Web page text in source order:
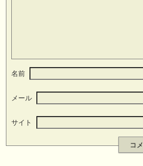
名前
メール
サイト